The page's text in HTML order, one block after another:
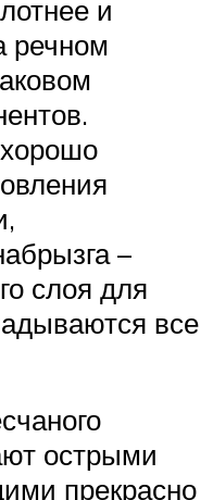
и
речном
–
слоя для
все
острыми
прекрасно